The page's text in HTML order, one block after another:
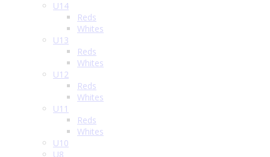
U14
Reds
Whites
U13
Reds
Whites
U12
Reds
Whites
U11
Reds
Whites
U10
U8